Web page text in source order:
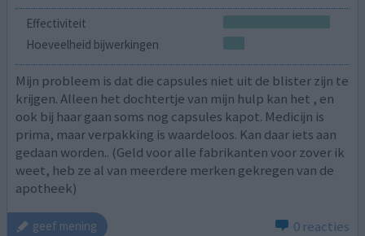
Effectiviteit
Hoeveelheid bijwerkingen
Mijn probleem is dat die capsules niet uit de blister zijn te
krijgen. Alleen het dochtertje van mijn hulp kan het , en
ook bij haar gaan soms nog capsules kapot. Medicijn is
prima, maar verpakking is waardeloos. Kan daar iets aan
gedaan worden.. (Geld voor alle fabrikanten voor zover ik
weet, heb ze al van meerdere merken gekregen van de
apotheek)
geef mening 0 reacties